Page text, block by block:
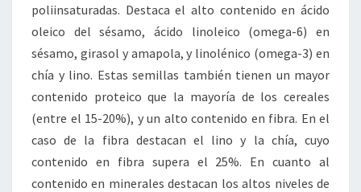
poliinsaturadas. Destaca el alto contenido en ácido
oleico del sésamo, ácido linoleico (omega-6) en
sésamo, girasol y amapola, y linolénico (omega-3) en
chía y lino. Estas semillas también tienen un mayor
contenido proteico que la mayoría de los cereales
(entre el 15-20%), y un alto contenido en fibra. En el
caso de la fibra destacan el lino y la chía, cuyo
contenido en fibra supera el 25%. En cuanto al
contenido en minerales destacan los altos niveles de